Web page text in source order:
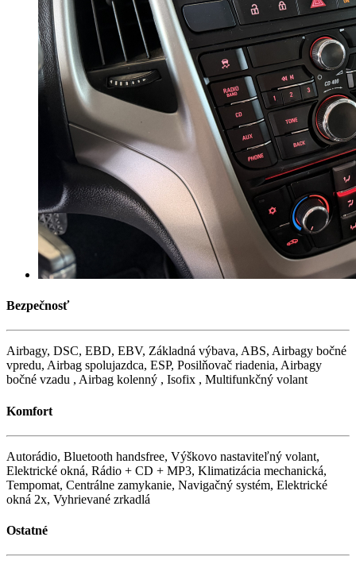
Bezpečnosť
Airbagy, DSC, EBD, EBV, Základná výbava, ABS, Airbagy bočné
vpredu, Airbag spolujazdca, ESP, Posilňovač riadenia, Airbagy
bočné vzadu , Airbag kolenný , Isofix , Multifunkčný volant
Komfort
Autorádio, Bluetooth handsfree, Výškovo nastaviteľný volant,
Elektrické okná, Rádio + CD + MP3, Klimatizácia mechanická,
Tempomat, Centrálne zamykanie, Navigačný systém, Elektrické
okná 2x, Vyhrievané zrkadlá
Ostatné